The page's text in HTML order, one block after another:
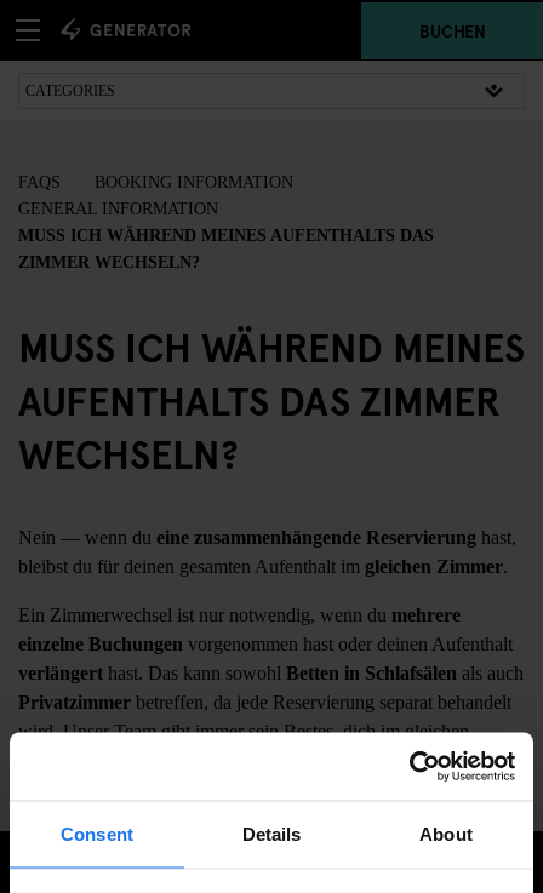
Consent Details About
BUCHEN
FAQS
BOOKING INFORMATION
GENERAL INFORMATION
MUSS ICH WÄHREND MEINES AUFENTHALTS DAS
ZIMMER WECHSELN?
MUSS ICH WÄHREND MEINES
AUFENTHALTS DAS ZIMMER
WECHSELN?
Nein — wenn du eine zusammenhängende Reservierung hast,
bleibst du für deinen gesamten Aufenthalt im gleichen Zimmer.
Ein Zimmerwechsel ist nur notwendig, wenn du mehrere
einzelne Buchungen vorgenommen hast oder deinen Aufenthalt
verlängert hast. Das kann sowohl Betten in Schlafsälen als auch
Privatzimmer betreffen, da jede Reservierung separat behandelt
wird. Unser Team gibt immer sein Bestes, dich im gleichen